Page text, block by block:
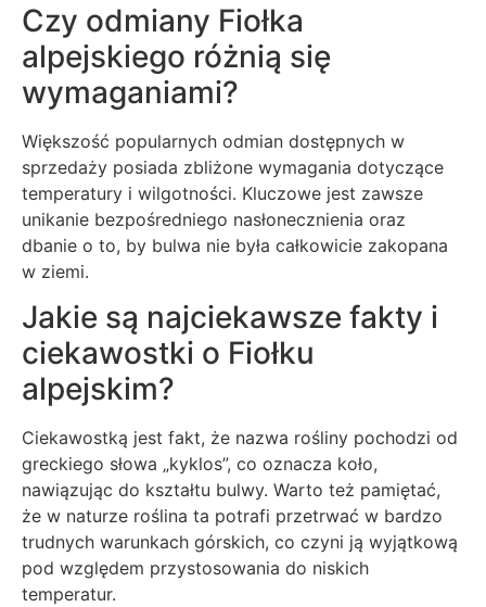
Czy odmiany Fiołka
alpejskiego różnią się
wymaganiami?
Większość popularnych odmian dostępnych w
sprzedaży posiada zbliżone wymagania dotyczące
temperatury i wilgotności. Kluczowe jest zawsze
unikanie bezpośredniego nasłonecznienia oraz
dbanie o to, by bulwa nie była całkowicie zakopana
w ziemi.
Jakie są najciekawsze fakty i
ciekawostki o Fiołku
alpejskim?
Ciekawostką jest fakt, że nazwa rośliny pochodzi od
greckiego słowa „kyklos”, co oznacza koło,
nawiązując do kształtu bulwy. Warto też pamiętać,
że w naturze roślina ta potrafi przetrwać w bardzo
trudnych warunkach górskich, co czyni ją wyjątkową
pod względem przystosowania do niskich
temperatur.